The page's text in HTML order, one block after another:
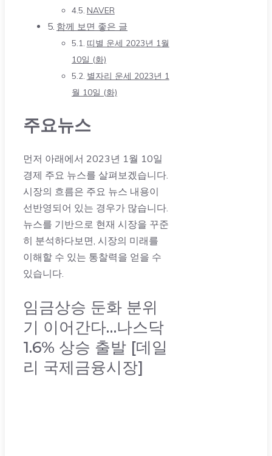
NAVER
함께 보면 좋은 글
띠별 운세 2023년 1월
10일 (화)
별자리 운세 2023년 1
월 10일 (화)
주요뉴스
먼저 아래에서 2023년 1월 10일
경제 주요 뉴스를 살펴보겠습니다.
시장의 흐름은 주요 뉴스 내용이
선반영되어 있는 경우가 많습니다.
뉴스를 기반으로 현재 시장을 꾸준
히 분석하다보면, 시장의 미래를
이해할 수 있는 통찰력을 얻을 수
있습니다.
임금상승 둔화 분위
기 이어간다…나스닥
1.6% 상승 출발 [데일
리 국제금융시장]